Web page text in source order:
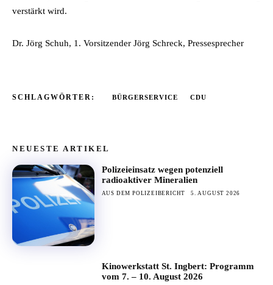
verstärkt wird.
Dr. Jörg Schuh, 1. Vorsitzender Jörg Schreck, Pressesprecher
SCHLAGWÖRTER: BÜRGERSERVICE CDU
NEUESTE ARTIKEL
Polizeieinsatz wegen potenziell
radioaktiver Mineralien
AUS DEM POLIZEIBERICHT 5. AUGUST 2026
Kinowerkstatt St. Ingbert: Programm
vom 7. – 10. August 2026